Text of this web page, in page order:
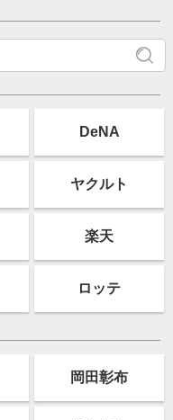
DeNA
ヤクルト
楽天
ロッテ
岡田彰布